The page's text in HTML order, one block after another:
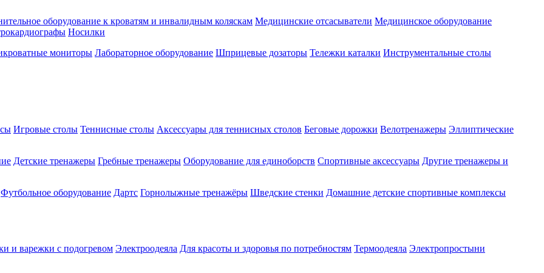
оборудование к кроватям и инвалидным коляскам Медицинские отсасыватели Медицинское оборудование
Носилки
мониторы Лабораторное оборудование Шприцевые дозаторы Тележки каталки Инструментальные столы
Игровые столы Теннисные столы Аксессуары для теннисных столов Беговые дорожки Велотренажеры Эллиптические
Детские тренажеры Гребные тренажеры Оборудование для единоборств Спортивные аксессуары Другие тренажеры и
Футбольное оборудование Дартс Горнолыжные тренажёры Шведские стенки Домашние детские спортивные комплексы
и варежки с подогревом Электроодеяла Для красоты и здоровья по потребностям Термоодеяла Электропростыни